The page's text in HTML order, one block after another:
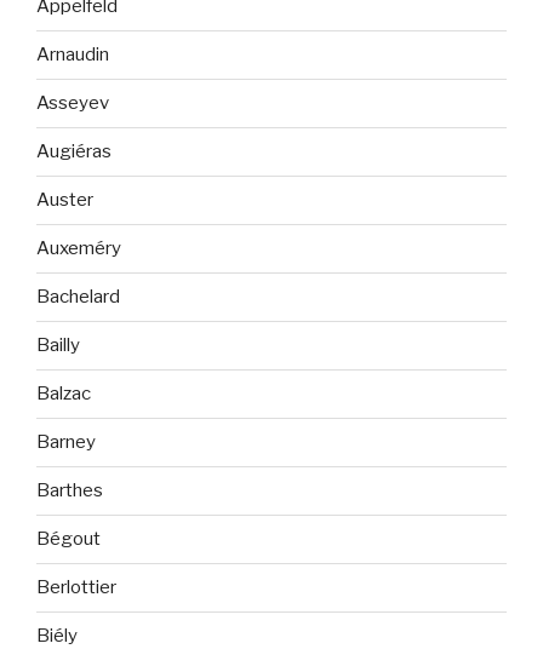
Appelfeld
Arnaudin
Asseyev
Augiéras
Auster
Auxeméry
Bachelard
Bailly
Balzac
Barney
Barthes
Bégout
Berlottier
Biély